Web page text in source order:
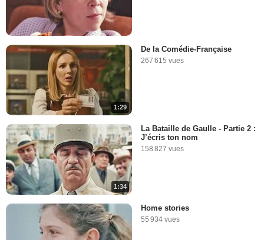
1:29
De la Comédie-Française
267 615 vues
1:34
La Bataille de Gaulle - Partie 2 :
J’écris ton nom
158 827 vues
Home stories
55 934 vues